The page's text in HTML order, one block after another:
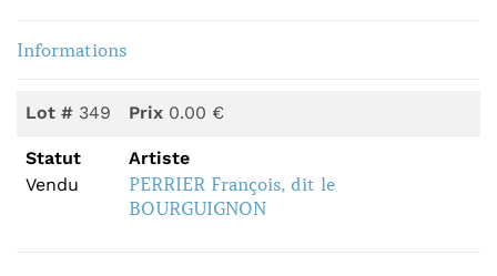
Informations
Lot # 349 Prix 0.00 €
Statut
Vendu
Artiste
PERRIER François, dit le
BOURGUIGNON